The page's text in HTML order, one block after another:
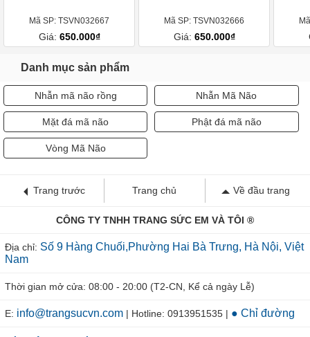
Mã SP: TSVN032667
Giá: 650.000₫
Mã SP: TSVN032666
Giá: 650.000₫
Danh mục sản phẩm
Nhẫn mã não rồng Nhẫn Mã Não
Mặt đá mã não Phật đá mã não
Vòng Mã Não
Trang trước Trang chủ Về đầu trang
CÔNG TY TNHH TRANG SỨC EM VÀ TÔI ®
Địa chỉ: Số 9 Hàng Chuối,Phường Hai Bà Trưng, Hà Nội, Việt
Nam
Thời gian mở cửa: 08:00 - 20:00 (T2-CN, Kể cả ngày Lễ)
E: info@trangsucvn.com | Hotline: 0913951535 | ● Chỉ đường